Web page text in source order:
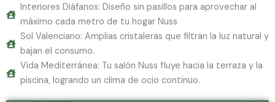
Interiores Diáfanos: Diseño sin pasillos para aprovechar al
máximo cada metro de tu hogar Nuss
Sol Valenciano: Amplias cristaleras que filtran la luz natural y
bajan el consumo.
Vida Mediterránea: Tu salón Nuss fluye hacia la terraza y la
piscina, logrando un clima de ocio continuo.